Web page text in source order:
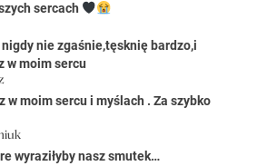
sercach
nie zgaśnie,tęsknię bardzo,i
w moim sercu
w moim sercu i myślach . Za szybko
wyraziłyby nasz smutek…